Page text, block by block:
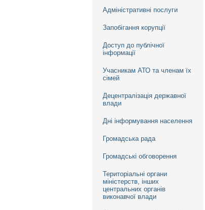
Адміністративні послуги
Запобігання корупції
Доступ до публічної
інформації
Учасникам АТО та членам їх
сімей
Децентралізація державної
влади
Дні інформування населення
Громадська рада
Громадські обговорення
Територіальні органи
міністерств, інших
центральних органів
виконавчої влади